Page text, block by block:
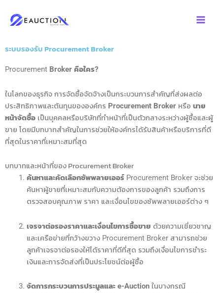
content
ระบบรองรับ Procurement Broker
Procurement Broker คือใคร?
ในโลกของธุรกิจ การจัดซื้อจัดจ้างเป็นกระบวนการสำคัญที่ส่งผลต่อ
ประสิทธิภาพและต้นทุนขององค์กร Procurement Broker หรือ นาย
หน้าจัดซื้อ เป็นบุคคลหรือบริษัทที่ทำหน้าที่เป็นตัวกลางระหว่างผู้ซื้อและผู้
ขาย โดยมีบทบาทสำคัญในการช่วยให้องค์กรได้รับสินค้าหรือบริการที่ดี
ที่สุดในราคาที่เหมาะสมที่สุด
บทบาทและหน้าที่ของ Procurement Broker
ค้นหาและคัดเลือกซัพพลายเออร์Procurement Broker จะช่วย
ค้นหาผู้ขายที่เหมาะสมกับความต้องการของลูกค้า รวมถึงการ
ตรวจสอบคุณภาพ ราคา และเงื่อนไขของซัพพลายเออร์ต่าง ๆ
เจรจาต่อรองราคาและเงื่อนไขการซื้อขาย ด้วยความเชี่ยวชาญ
และเครือข่ายที่กว้างขวาง Procurement Broker สามารถช่วย
ลูกค้าเจรจาต่อรองให้ได้ราคาที่ดีที่สุด รวมถึงเงื่อนไขการชำระ
เงินและการจัดส่งที่เป็นประโยชน์ต่อผู้ซื้อ
จัดการกระบวนการประมูลและ e-Auctionในบางกรณี